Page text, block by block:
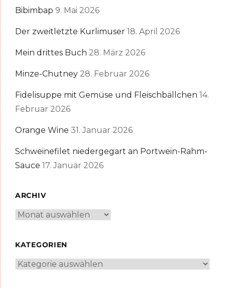
Bibimbap 9. Mai 2026
Der zweitletzte Kurlimuser 18. April 2026
Mein drittes Buch 28. März 2026
Minze-Chutney 28. Februar 2026
Fidelisuppe mit Gemüse und Fleischbällchen 14.
Februar 2026
Orange Wine 31. Januar 2026
Schweinefilet niedergegart an Portwein-Rahm-
Sauce 17. Januar 2026
ARCHIV
Archiv
KATEGORIEN
Kategorien